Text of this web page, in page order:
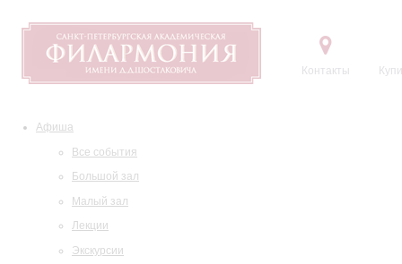
Контакты
Афиша
Все события
Большой зал
Малый зал
Лекции
Экскурсии